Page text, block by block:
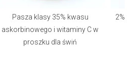
Pasza klasy 35% kwasu
askorbinowego i witaminy C w
proszku dla świń
2%